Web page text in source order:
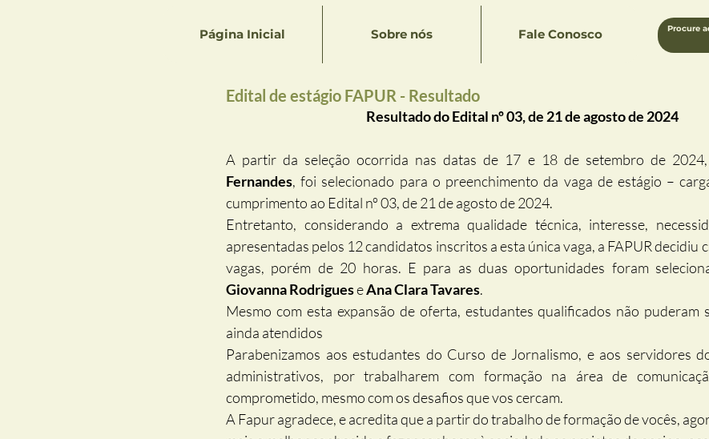
Página Inicial Sobre nós Fale Conosco
Edital de estágio FAPUR - Resultado
Resultado do Edital nº 03, de 21 de agosto de 2024
A partir da seleção ocorrida nas datas de 17 e 18 de setembro de
Fernandes, foi selecionado para o preenchimento da vaga de estágio –
cumprimento ao Edital nº 03, de 21 de agosto de 2024.
Entretanto, considerando a extrema qualidade técnica, interesse,
apresentadas pelos 12 candidatos inscritos a esta única vaga, a FAPUR decidiu
Giovanna Rodrigues e Ana Clara Tavares.
Mesmo com esta expansão de oferta, estudantes qualificados não puderam
ainda atendidos
Parabenizamos aos estudantes do Curso de Jornalismo, e aos servidores
administrativos, por trabalharem com formação na área de
comprometido, mesmo com os desafios que vos cercam.
A Fapur agradece, e acredita que a partir do trabalho de formação de vocês,